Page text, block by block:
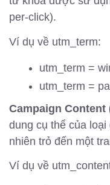
per-click).
Ví dụ về utm_term:
utm_term =
utm_term =
Campaign Content
dung cụ thể của
nhiên trỏ đến một
Ví dụ về